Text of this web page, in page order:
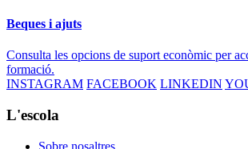
Beques i ajuts
Consulta les opcions de suport econòmic per
formació.
INSTAGRAM FACEBOOK LINKEDIN
L'escola
Sobre nosaltres